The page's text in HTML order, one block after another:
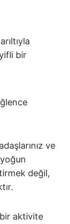
bir
ve
değil,
bir aktivite